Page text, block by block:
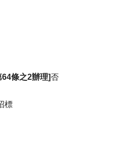
條之2辦理]否
標